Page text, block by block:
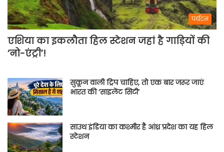
पर्यटन
एशिया का इकलौता हिल स्टेशन जहां है गाड़ियों की
‘नो-एंट्री’!
सुकून वाली ट्रिप चाहिए, तो एक बार जरूर जाएं
भारत की ‘साइलेंट सिटी’
साउथ इंडिया का कश्मीर है आंध्र प्रदेश का यह हिल
स्टेशन